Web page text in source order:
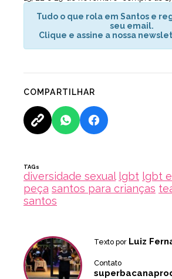
Tudo o que rola em Santos e
seu email.
Clique e assine a nossa
COMPARTILHAR
TAGs
diversidade sexual lgbt lgbt
peça santos para crianças
santos
Texto por Luiz
Contato